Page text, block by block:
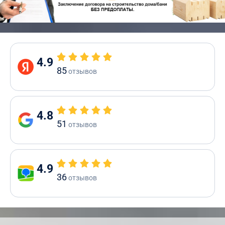
4.9
85отзывов
4.8
51 отзывов
4.9
36отзывов